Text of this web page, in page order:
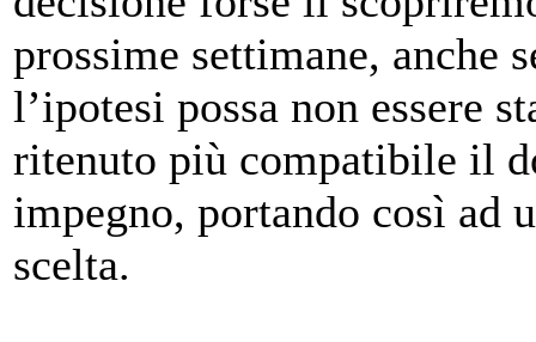
prossime settimane, anche
l’ipotesi possa non essere
ritenuto più compatibile il
impegno, portando così ad
scelta.